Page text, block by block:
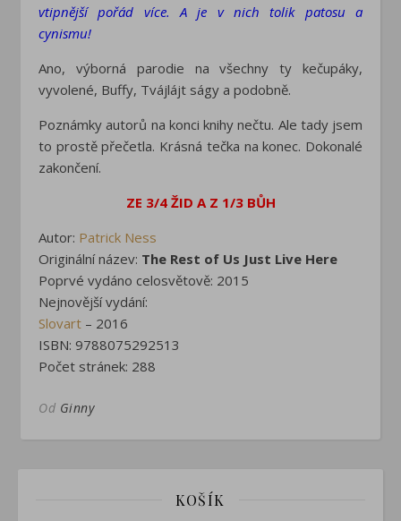
vtipnější pořád více. A je v nich tolik patosu a
cynismu!
Ano, výborná parodie na všechny ty kečupáky,
vyvolené, Buffy, Tvájlájt ságy a podobně.
Poznámky autorů na konci knihy nečtu. Ale tady jsem
to prostě přečetla. Krásná tečka na konec. Dokonalé
zakončení.
ZE 3/4 ŽID A Z 1/3 BŮH
Autor: Patrick Ness
Originální název: The Rest of Us Just Live Here
Poprvé vydáno celosvětově: 2015
Nejnovější vydání:
Slovart – 2016
ISBN: 9788075292513
Počet stránek: 288
Od Ginny
KOŠÍK